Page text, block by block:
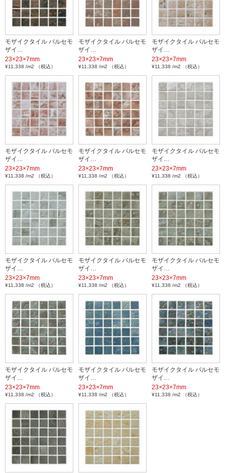
モザイクタイル バルセモ
ザイ…
23×23×7mm
¥11,338 /m2 （税込）
モザイクタイル バルセモ
ザイ…
23×23×7mm
¥11,338 /m2 （税込）
モザイクタイル バルセモ
ザイ…
23×23×7mm
¥11,338 /m2 （税込）
モザイクタイル バルセモ
ザイ…
23×23×7mm
¥11,338 /m2 （税込）
モザイクタイル バルセモ
ザイ…
23×23×7mm
¥11,338 /m2 （税込）
モザイクタイル バルセモ
ザイ…
23×23×7mm
¥11,338 /m2 （税込）
モザイクタイル バルセモ
ザイ…
23×23×7mm
¥11,338 /m2 （税込）
モザイクタイル バルセモ
ザイ…
23×23×7mm
¥11,338 /m2 （税込）
モザイクタイル バルセモ
ザイ…
23×23×7mm
¥11,338 /m2 （税込）
モザイクタイル バルセモ
ザイ…
23×23×7mm
¥11,338 /m2 （税込）
モザイクタイル バルセモ
ザイ…
23×23×7mm
¥11,338 /m2 （税込）
モザイクタイル バルセモ
ザイ…
23×23×7mm
¥11,338 /m2 （税込）